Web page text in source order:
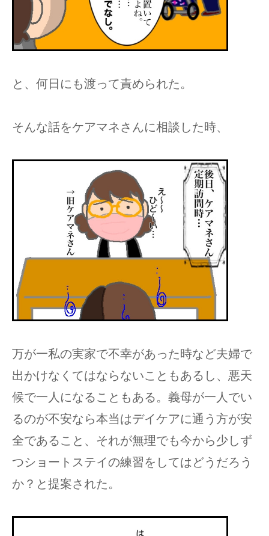
と、何日にも渡って責められた。
そんな話をケアマネさんに相談した時、
万が一私の実家で不幸があった時など夫婦で
出かけなくてはならないこともあるし、悪天
候で一人になることもある。義母が一人でい
るのが不安なら本当はデイケアに通う方が安
全であること、それが無理でも今から少しず
つショートステイの練習をしてはどうだろう
か？と提案された。